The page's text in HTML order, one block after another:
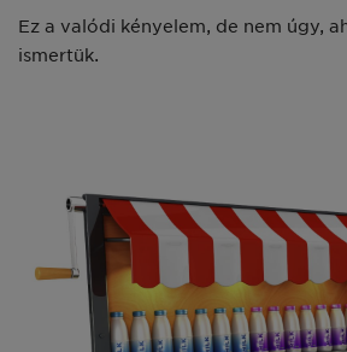
Ez a valódi kényelem, de nem úgy,
ismertük.